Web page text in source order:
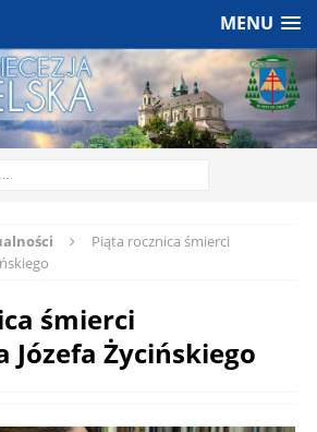
MENU
Piąta rocznica śmierci
śmierci
Józefa Życińskiego